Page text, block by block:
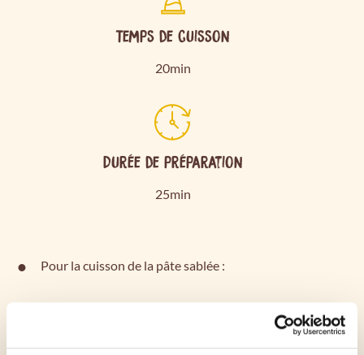
Temps de cuisson
20min
Durée de préparation
25min
Pour la cuisson de la pâte sablée :
Préchauffer le four à 180 °C (th. 6). Étaler la pâte
sablée sur un plat à tarte et ôter l'excédent. Cuire